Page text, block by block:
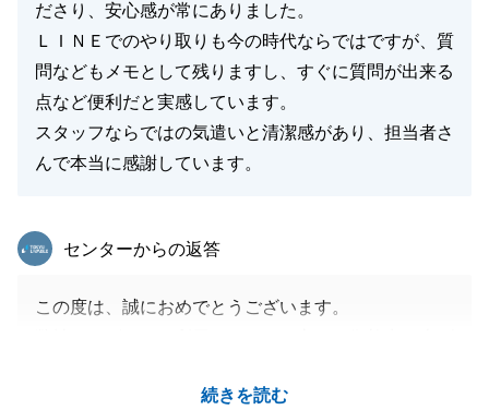
ださり、安心感が常にありました。
ＬＩＮＥでのやり取りも今の時代ならではですが、質
問などもメモとして残りますし、すぐに質問が出来る
点など便利だと実感しています。
スタッフならではの気遣いと清潔感があり、担当者さ
んで本当に感謝しています。
続きを読む
東急リバブル
センターからの返答
この度は、誠におめでとうございます。
お問い合わせいただいてから、複数回にわたりご案内